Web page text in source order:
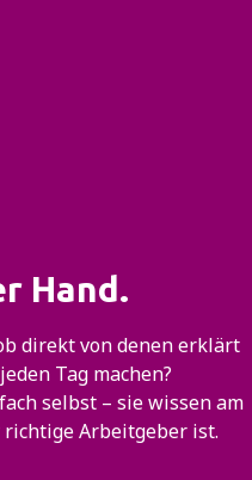
Hand.
direkt von denen erklärt
Tag machen?
selbst – sie wissen am
Arbeitgeber ist.